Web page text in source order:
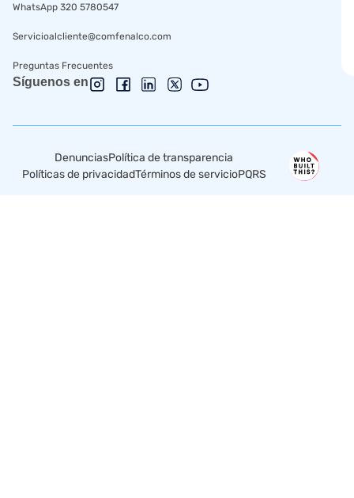
Síguenos en
WhatsApp 320 5780547
Servicioalcliente@comfenalco.com
Preguntas Frecuentes
DenunciasPolítica de transparencia
Políticas de privacidadTérminos de servicioPQRS